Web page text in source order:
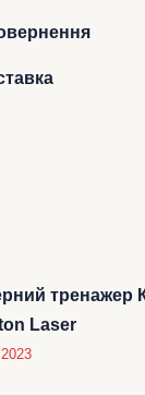
тренажер
Laser